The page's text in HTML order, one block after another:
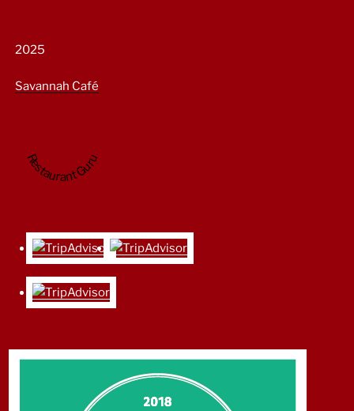
2025
Savannah Café
Restaurant Guru